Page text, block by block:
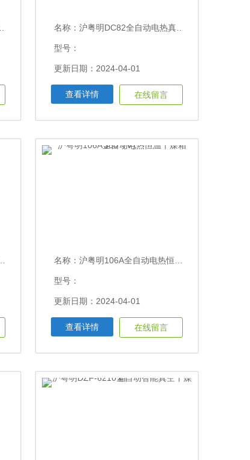
名称： 沪粤明DC82全自动电热真空鼓风干燥箱
型号：
更新日期：2024-04-01
查看详情 在线留言
名称： 沪粤明106A全自动电热恒温干燥箱380（V）
型号：
更新日期：2024-04-01
查看详情 在线留言